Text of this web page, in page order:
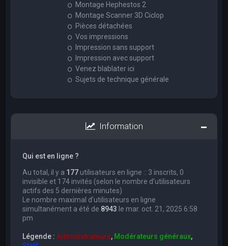
Montage Hephestos 2
Montage Scanner 3D Ciclop
Pièces détachées
Vos impressions
Impression sans support
Impression avec support
Venez blablater ici
Sujets de technique générale
Information
Qui est en ligne ?
Au total, il y a 177 utilisateurs en ligne :: 3 inscrits, 0
invisible et 174 invités (selon le nombre d’utilisateurs
actifs des 5 dernières minutes)
Le nombre maximal d’utilisateurs en ligne
simultanément a été de 8943 le mar. oct. 21, 2025 6:58
pm
Légende :Administrateurs, Modérateurs généraux,